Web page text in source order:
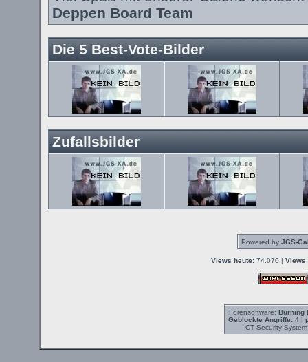
Deppen Board Team
Die 5 Best-Vote-Bilder
Zufallsbilder
Powered by JGS-
Views heute: 74.070 | Views
Forensoftware: Burning
Geblockte Angriffe:4 |
CT Security